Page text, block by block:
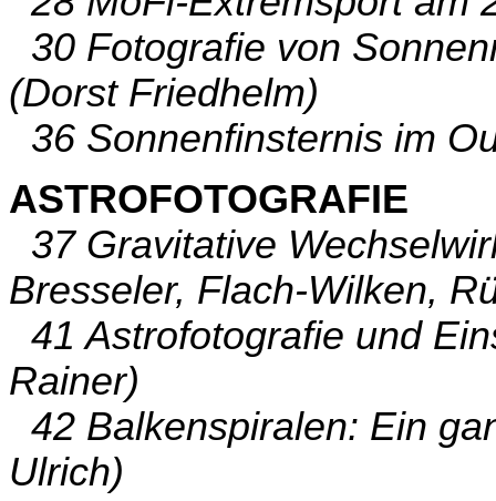
30 Fotografie von
(Dorst Friedhelm)
36 Sonnenfinsternis im
ASTROFOTOGRAFIE
37 Gravitative
Bresseler, Flach-Wilken,
41 Astrofotografie und
Rainer)
42 Balkenspiralen: Ein
Ulrich)